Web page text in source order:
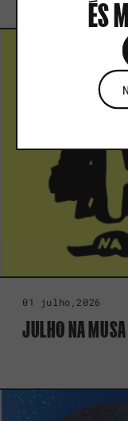
01 julho,2026
JULHO NA MUSA
ÉS